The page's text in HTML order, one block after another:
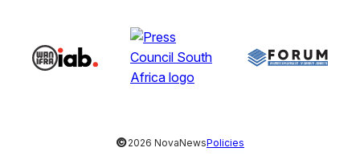
©2026 NovaNewsPolicies